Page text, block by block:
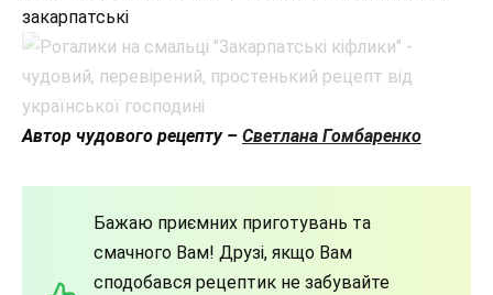
закарпатські
Автор чудового рецепту – Светлана Гомбаренко
Бажаю приємних приготувань та
смачного Вам! Друзі, якщо Вам
сподобався рецептик не забувайте